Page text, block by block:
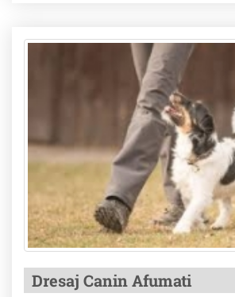
Dresaj Canin Afumati